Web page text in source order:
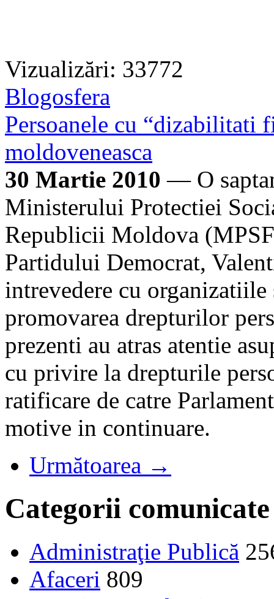
Vizualizări: 33772
Blogosfera
Persoanele cu “dizabilitati
moldoveneasca
30 Martie 2010 — O
Ministerului Protectiei
Republicii Moldova
Partidului Democrat,
intrevedere cu
promovarea drepturilor
prezenti au atras atentie
cu privire la drepturile
ratificare de catre
motive in continuare.
Următoarea →
Categorii comunicate
Administraţie Publică
Afaceri 809